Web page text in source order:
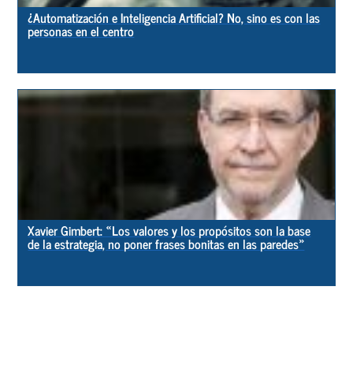
¿Automatización e Inteligencia Artificial? No, sino es con las
personas en el centro
Xavier Gimbert: «Los valores y los propósitos son la base
de la estrategia, no poner frases bonitas en las paredes»